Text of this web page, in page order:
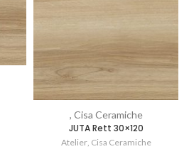
, Cisa Ceramiche
JUTA Rett 30×120
Atelier, Cisa Ceramiche